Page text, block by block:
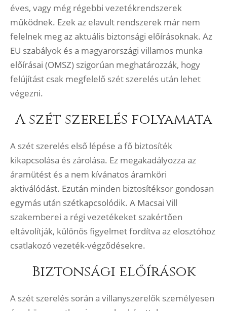
éves, vagy még régebbi vezetékrendszerek
működnek. Ezek az elavult rendszerek már nem
felelnek meg az aktuális biztonsági előírásoknak. Az
EU szabályok és a magyarországi villamos munka
előírásai (OMSZ) szigorúan meghatározzák, hogy
felújítást csak megfelelő szét szerelés után lehet
végezni.
A szét szerelés folyamata
A szét szerelés első lépése a fő biztosíték
kikapcsolása és zárolása. Ez megakadályozza az
áramütést és a nem kívánatos áramköri
aktiválódást. Ezután minden biztosítéksor gondosan
egymás után szétkapcsolódik. A Macsai Vill
szakemberei a régi vezetékeket szakértően
eltávolítják, különös figyelmet fordítva az elosztóhoz
csatlakozó vezeték-végződésekre.
Biztonsági előírások
A szét szerelés során a villanyszerelők személyesen